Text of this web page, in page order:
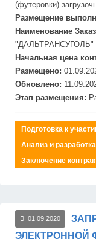
(футеровки)
Размещение
Наименование
"ДАЛЬТРАНСУГОЛЬ"
Начальная цена
Размещено:
Обновлено:
Этап размещения:
Подготовка к
Анализ и
Заключение
01.09.2020
ЭЛЕКТРОННОЙ